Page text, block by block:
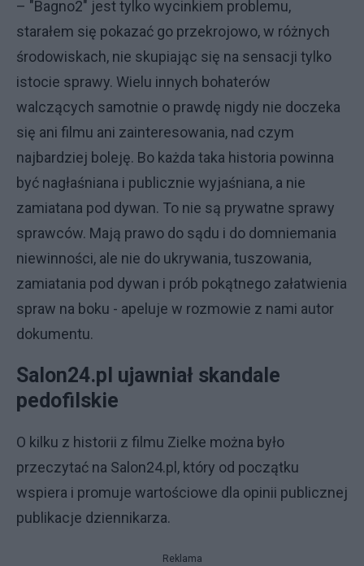
– "Bagno2" jest tylko wycinkiem problemu,
starałem się pokazać go przekrojowo, w różnych
środowiskach, nie skupiając się na sensacji tylko
istocie sprawy. Wielu innych bohaterów
walczących samotnie o prawdę nigdy nie doczeka
się ani filmu ani zainteresowania, nad czym
najbardziej boleję. Bo każda taka historia powinna
być nagłaśniana i publicznie wyjaśniana, a nie
zamiatana pod dywan. To nie są prywatne sprawy
sprawców. Mają prawo do sądu i do domniemania
niewinności, ale nie do ukrywania, tuszowania,
zamiatania pod dywan i prób pokątnego załatwienia
spraw na boku - apeluje w rozmowie z nami autor
dokumentu.
Salon24.pl ujawniał skandale
pedofilskie
O kilku z historii z filmu Zielke można było
przeczytać na Salon24.pl, który od początku
wspiera i promuje wartościowe dla opinii publicznej
publikacje dziennikarza.
Reklama